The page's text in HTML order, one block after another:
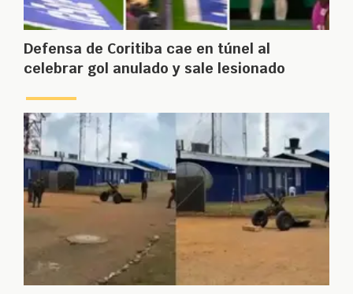
Defensa de Coritiba cae en túnel al
celebrar gol anulado y sale lesionado